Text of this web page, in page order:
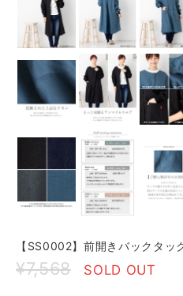
【SS0002】前開きバックタッ
¥7,568 SOLD OUT